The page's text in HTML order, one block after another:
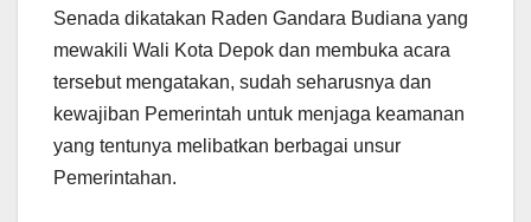
Senada dikatakan Raden Gandara Budiana yang
mewakili Wali Kota Depok dan membuka acara
tersebut mengatakan, sudah seharusnya dan
kewajiban Pemerintah untuk menjaga keamanan
yang tentunya melibatkan berbagai unsur
Pemerintahan.